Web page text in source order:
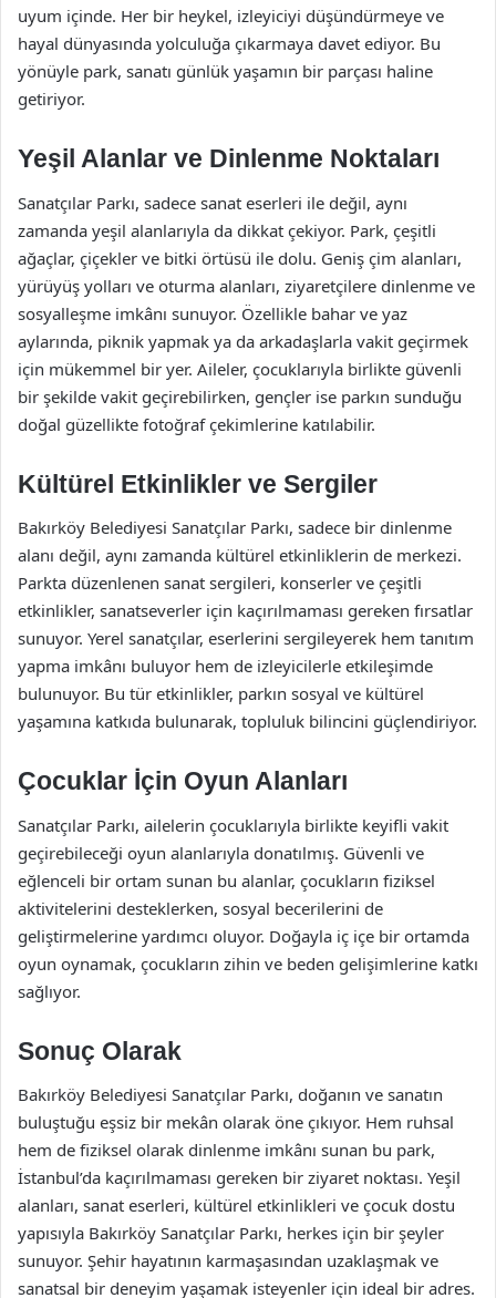
uyum içinde. Her bir heykel, izleyiciyi düşündürmeye ve
hayal dünyasında yolculuğa çıkarmaya davet ediyor. Bu
yönüyle park, sanatı günlük yaşamın bir parçası haline
getiriyor.
Yeşil Alanlar ve Dinlenme Noktaları
Sanatçılar Parkı, sadece sanat eserleri ile değil, aynı
zamanda yeşil alanlarıyla da dikkat çekiyor. Park, çeşitli
ağaçlar, çiçekler ve bitki örtüsü ile dolu. Geniş çim alanları,
yürüyüş yolları ve oturma alanları, ziyaretçilere dinlenme ve
sosyalleşme imkânı sunuyor. Özellikle bahar ve yaz
aylarında, piknik yapmak ya da arkadaşlarla vakit geçirmek
için mükemmel bir yer. Aileler, çocuklarıyla birlikte güvenli
bir şekilde vakit geçirebilirken, gençler ise parkın sunduğu
doğal güzellikte fotoğraf çekimlerine katılabilir.
Kültürel Etkinlikler ve Sergiler
Bakırköy Belediyesi Sanatçılar Parkı, sadece bir dinlenme
alanı değil, aynı zamanda kültürel etkinliklerin de merkezi.
Parkta düzenlenen sanat sergileri, konserler ve çeşitli
etkinlikler, sanatseverler için kaçırılmaması gereken fırsatlar
sunuyor. Yerel sanatçılar, eserlerini sergileyerek hem tanıtım
yapma imkânı buluyor hem de izleyicilerle etkileşimde
bulunuyor. Bu tür etkinlikler, parkın sosyal ve kültürel
yaşamına katkıda bulunarak, topluluk bilincini güçlendiriyor.
Çocuklar İçin Oyun Alanları
Sanatçılar Parkı, ailelerin çocuklarıyla birlikte keyifli vakit
geçirebileceği oyun alanlarıyla donatılmış. Güvenli ve
eğlenceli bir ortam sunan bu alanlar, çocukların fiziksel
aktivitelerini desteklerken, sosyal becerilerini de
geliştirmelerine yardımcı oluyor. Doğayla iç içe bir ortamda
oyun oynamak, çocukların zihin ve beden gelişimlerine katkı
sağlıyor.
Sonuç Olarak
Bakırköy Belediyesi Sanatçılar Parkı, doğanın ve sanatın
buluştuğu eşsiz bir mekân olarak öne çıkıyor. Hem ruhsal
hem de fiziksel olarak dinlenme imkânı sunan bu park,
İstanbul’da kaçırılmaması gereken bir ziyaret noktası. Yeşil
alanları, sanat eserleri, kültürel etkinlikleri ve çocuk dostu
yapısıyla Bakırköy Sanatçılar Parkı, herkes için bir şeyler
sunuyor. Şehir hayatının karmaşasından uzaklaşmak ve
sanatsal bir deneyim yaşamak isteyenler için ideal bir adres.